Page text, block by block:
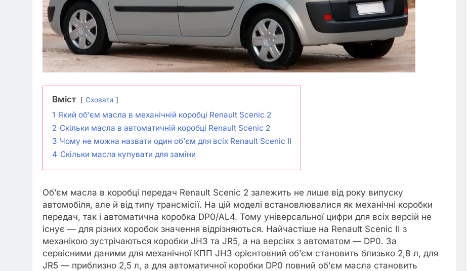
Вміст Сховати
1 Який об’єм масла в механічній коробці Renault Scenic 2
2 Скільки масла в автоматичній коробці Renault Scenic 2
3 Чому не можна назвати один об’єм для всіх Renault Scenic II
4 Скільки масла купувати для заміни
Об’єм масла в коробці передач Renault Scenic 2 залежить не лише від року випуску
автомобіля, але й від типу трансмісії. На цій моделі встановлювалися як механічні коробки
передач, так і автоматична коробка DP0/AL4. Тому універсальної цифри для всіх версій не
існує — для різних коробок значення відрізняються. Найчастіше на Renault Scenic II з
механікою зустрічаються коробки JH3 та JR5, а на версіях з автоматом — DP0. За
сервісними даними для механічної КПП JH3 орієнтовний об’єм становить близько 2,8 л, для
JR5 — приблизно 2,5 л, а для автоматичної коробки DP0 повний об’єм масла становить